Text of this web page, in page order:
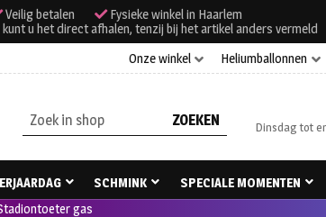
Veilig betalen
Fysieke winkel in Haarlem
u het direct afhalen, tenzij bij het artikel anders vermeld
Onze winkel
Heliumballonnen
Zoeken
naar:
Dinsdag tot
SCHMINK SPECIALE MOMENTEN
gas